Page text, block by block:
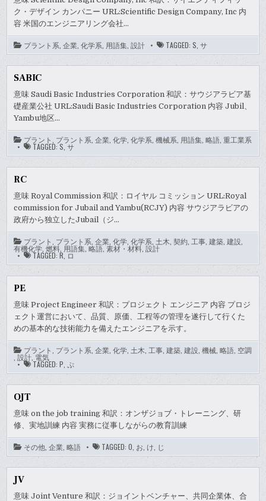
ク・デザイン カンパニー URL:Scientific Design Company, Inc 内
容 米国のエンジニアリング会社…
プラント系 ,企業 ,化学系 用語集 ,設計 TAGGED:S ,サ
SABIC
意味 Saudi Basic Industries Corporation 和訳：サウジアラビア基
礎産業公社 URL:Saudi Basic Industries Corporation 内容 Jubil、
Yambu地区…
プラント プラント系 ,企業 ,化学 ,化学系 ,機械系 用語集 ,略語 ,重工業系
TAGGED:S ,サ
RC
意味 Royal Commission 和訳：ロイヤル コミッション URL:Royal
commission for Jubail and Yambu(RCJY) 内容 サウジアラビアの
政府から独立したJubail（ジ…
プラント プラント系 ,企業 ,化学 ,化学系 土木 ,契約 工事 ,建築 ,建設
有機化学 ,燃料 用語集,略語,素材・材料 ,設計
TAGGED:R,ロ
PE
意味 Project Engineer 和訳：プロジェクト エンジニア 内容 プロジ
ェクト運営において、品質、原価、工程等の管理を遂行して行くた
めの基本的な技術能力を備えたエンジニアを示す。
プラント プラント系 ,企業 ,化学 土木 工事 ,建築 ,建設 ,機械 ,略語 空調
,設計,電気
TAGGED:P ,ぷ
OJT
意味 on the job training 和訳：オンザジョブ・トレーニング、研
修、実地訓練 内容 実務に従事しながらの教育訓練
その他 ,企業 ,略語 TAGGED:O お け じ
JV
意味 Joint Venture 和訳：ジョイントベンチャー、共同企業体、合